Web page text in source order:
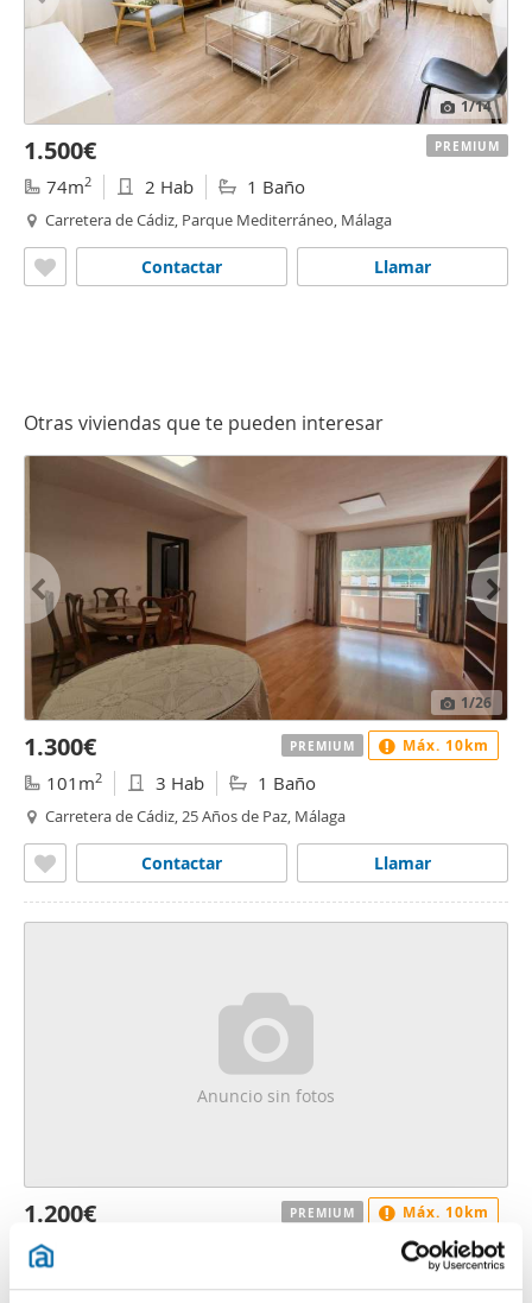
1/14
1.500€
74m2 2 Hab 1 Baño
Carretera de Cádiz, Parque Mediterráneo, Málaga
Llamar
Contactar
PREMIUM
Otras viviendas que te pueden interesar
1/26
1.300€
101m2 3 Hab 1 Baño
Carretera de Cádiz, 25 Años de Paz, Málaga
Llamar
Contactar
PREMIUM Máx. 10km
Anuncio sin fotos
1.200€
80m
PREMIUM Máx. 10km